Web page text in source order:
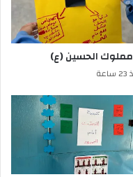
مملوك الحسين (ع)